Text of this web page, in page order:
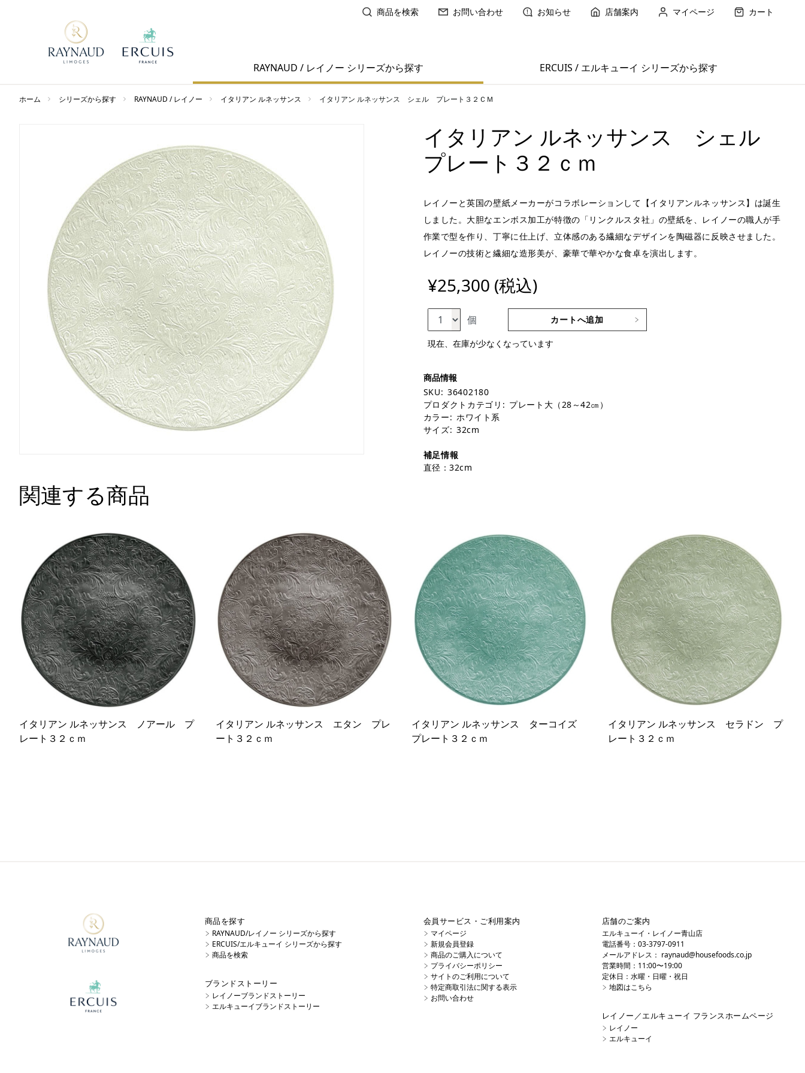
商品を検索 お問い合わせ お知らせ 店舗案内 マイページ カート
RAYNAUD / レイノー シリーズから探す ERCUIS / エルキューイ シリーズから探す
ホーム シリーズから探す RAYNAUD / レイノー イタリアン ルネッサンス イタリアン ルネッサンス シェル プレート３２ＣＭ
イタリアン ルネッサンス シェル
プレート３２ｃｍ
レイノーと英国の壁紙メーカーがコラボレーションして【イタリアンルネッサンス】は誕生
しました。大胆なエンボス加工が特徴の「リンクルスタ社」の壁紙を、レイノーの職人が手
作業で型を作り、丁寧に仕上げ、立体感のある繊細なデザインを陶磁器に反映させました。
レイノーの技術と繊細な造形美が、豪華で華やかな食卓を演出します。
¥25,300 (税込)
個 カートへ追加
現在、在庫が少なくなっています
SKU: 36402180
プロダクトカテゴリ: プレート大（28～42㎝）
カラー: ホワイト系
サイズ: 32cm
補足情報
直径：32cm
関連する商品
イタリアン ルネッサンス ノアール プ
レート３２ｃｍ
イタリアン ルネッサンス エタン プレ
ート３２ｃｍ
イタリアン ルネッサンス ターコイズ
プレート３２ｃｍ
イタリアン ルネッサンス セラドン プ
レート３２ｃｍ
商品を探す
RAYNAUD/レイノー シリーズから探す
ERCUIS/エルキューイ シリーズから探す
商品を検索
ブランドストーリー
レイノーブランドストーリー
エルキューイブランドストーリー
会員サービス・ご利用案内
マイページ
新規会員登録
商品のご購入について
プライバシーポリシー
サイトのご利用について
特定商取引法に関する表示
お問い合わせ
店舗のご案内
エルキューイ・レイノー青山店
電話番号：03-3797-0911
メールアドレス： raynaud@housefoods.co.jp
営業時間：11:00〜19:00
定休日：水曜・日曜・祝日
地図はこちら
レイノー／エルキューイ フランスホームページ
レイノー
エルキューイ